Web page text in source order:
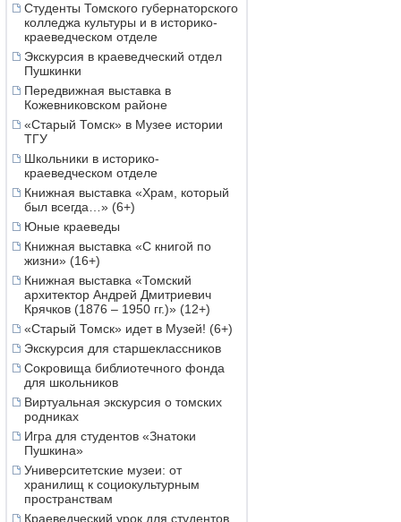
Студенты Томского губернаторского
колледжа культуры и в историко-
краеведческом отделе
Экскурсия в краеведческий отдел
Пушкинки
Передвижная выставка в
Кожевниковском районе
«Старый Томск» в Музее истории
ТГУ
Школьники в историко-
краеведческом отделе
Книжная выставка «Храм, который
был всегда…» (6+)
Юные краеведы
Книжная выставка «С книгой по
жизни» (16+)
Книжная выставка «Томский
архитектор Андрей Дмитриевич
Крячков (1876 – 1950 гг.)» (12+)
«Старый Томск» идет в Музей! (6+)
Экскурсия для старшеклассников
Сокровища библиотечного фонда
для школьников
Виртуальная экскурсия о томских
родниках
Игра для студентов «Знатоки
Пушкина»
Университетские музеи: от
хранилищ к социокультурным
пространствам
Краеведческий урок для студентов